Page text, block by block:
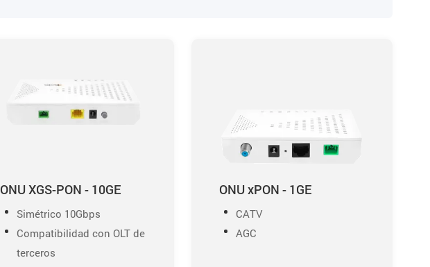
ONU XGS-PON - 10GE
Simétrico 10Gbps
Compatibilidad con OLT de
terceros
ONU xPON - 1GE
CATV
AGC